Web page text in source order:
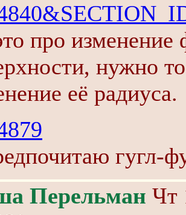
про
нужно
её радиуса.
гугл-
Перельман Чт